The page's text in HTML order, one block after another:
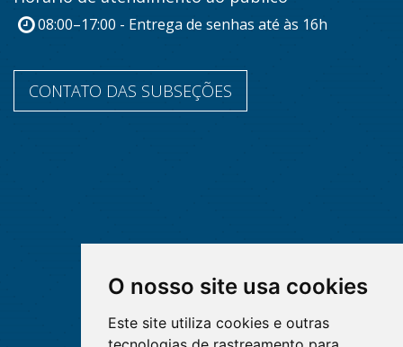
O nosso site usa cookies
Este site utiliza cookies e outras
08:00–17:00 - Entrega de senhas até às 16h
CONTATO DAS SUBSEÇÕES